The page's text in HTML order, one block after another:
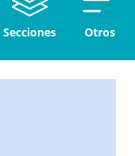
Secciones Otros